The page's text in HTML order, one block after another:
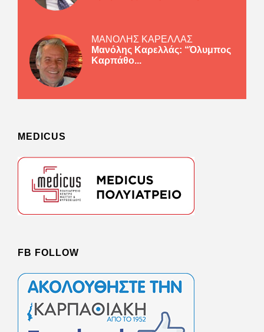
ΜΑΝΟΛΗΣ ΚΑΡΕΛΛΑΣ
Μανόλης Καρελλάς: “Όλυμπος
Καρπάθο...
MEDICUS
FB FOLLOW